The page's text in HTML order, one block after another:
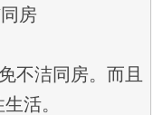
房
不洁同房。而且
活。